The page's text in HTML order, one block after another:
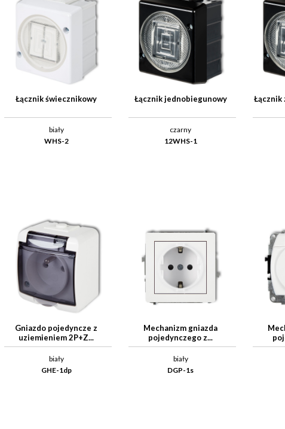
Łącznik świecznikowy
biały
WHS-2
Łącznik jednobiegunowy
czarny
12WHS-1
Łącznik
Gniazdo pojedyncze z
uziemieniem 2P+Z...
biały
GHE-1dp
Mechanizm gniazda
pojedynczego z...
biały
DGP-1s